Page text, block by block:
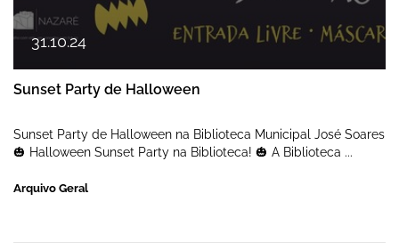
31.10.24
Sunset Party de Halloween
Sunset Party de Halloween na Biblioteca Municipal José Soares
🎃 Halloween Sunset Party na Biblioteca! 🎃 A Biblioteca ...
Arquivo Geral